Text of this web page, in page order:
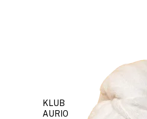
KLUB
AURIO